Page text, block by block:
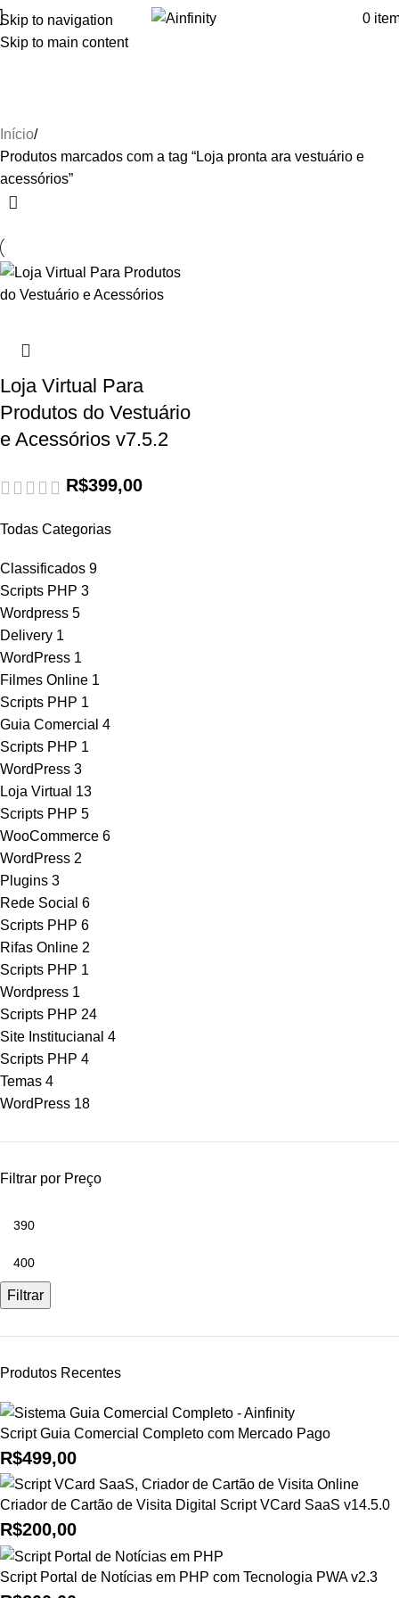
Skip to navigation
Skip to main content
0
Loja pronta ara vestuário e
Todas Categorias
Classificados 9
Scripts PHP 3
Wordpress 5
Delivery 1
WordPress 1
Filmes Online 1
Scripts PHP 1
Guia Comercial 4
Scripts PHP 1
WordPress 3
Loja Virtual 13
Scripts PHP 5
WooCommerce 6
WordPress 2
Plugins 3
Rede Social 6
Scripts PHP 6
Rifas Online 2
Scripts PHP 1
Wordpress 1
Scripts PHP 24
Site Institucianal 4
Scripts PHP 4
Temas 4
WordPress 18
Filtrar por Preço
Filtrar
Produtos Recentes
Script Guia Comercial Completo com Mercado Pago
R$499,00
Criador de Cartão de Visita Digital Script VCard SaaS v14.5.0
R$200,00
Script Portal de Notícias em PHP com Tecnologia PWA v2.3
Início
Produtos marcados com a tag “Loja pronta ara vestuário e
acessórios”
Loja Virtual Para
Produtos do Vestuário
e Acessórios v7.5.2
R$399,00